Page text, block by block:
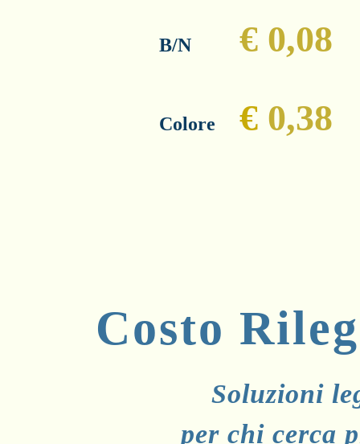
​B/N € 0,08
Colore € 0,38
Costo
Soluzioni
per chi cerca